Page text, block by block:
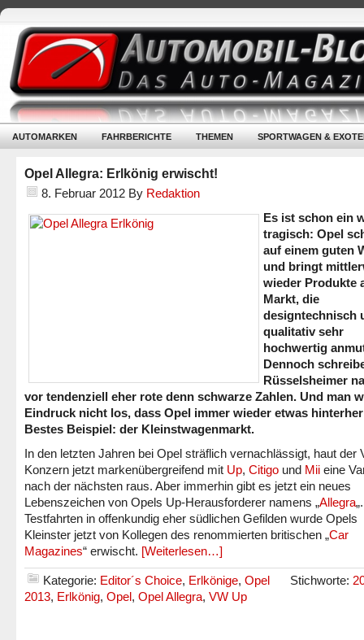
AUTOMARKEN FAHRBERICHTE THEMEN SPORTWAGEN &
Opel Allegra: Erlkönig erwischt!
8. Februar 2012 By Redaktion
Es ist schon ein
tragisch: Opel
auf einem guten
und bringt
wieder Produkte
Markt, die
designtechnisch
qualitativ sehr
hochwertig
Dennoch
Rüsselsheimer
vor tendenziell eher rote denn schwarze Zahlen. Und man
Eindruck nicht los, dass Opel immer wieder etwas
Bestes Beispiel: der Kleinstwagenmarkt.
In den letzten Jahren bei Opel sträflich vernachlässigt, haut der
Konzern jetzt markenübergreifend mit Up, Citigo und Mii eine
nach der nächsten raus. Aber immerhin gibt es jetzt ein neues
Lebenszeichen von Opels Up-Herausforderer namens „Allegra
Testfahrten in offenkundig eher südlichen Gefilden wurde Opels
Kleinster jetzt von Kollegen des renommierten britischen „Car
Magazines“ erwischt. [Weiterlesen…]
Kategorie: Editor´s Choice, Erlkönige, Opel Stichworte:
2013, Erlkönig, Opel, Opel Allegra, VW Up